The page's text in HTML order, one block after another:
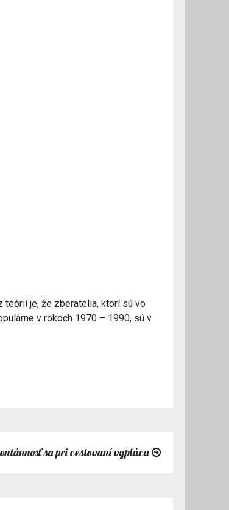
teórií je, že zberatelia, ktorí sú vo
v rokoch 1970 – 1990, sú v
sa pri cestovaní vypláca